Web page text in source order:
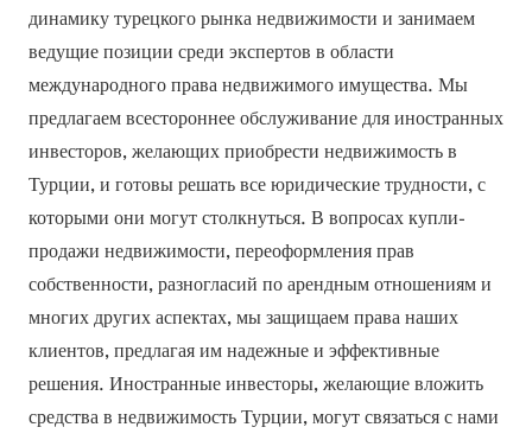
динамику турецкого рынка недвижимости и занимаем
ведущие позиции среди экспертов в области
международного права недвижимого имущества. Мы
предлагаем всестороннее обслуживание для иностранных
инвесторов, желающих приобрести недвижимость в
Турции, и готовы решать все юридические трудности, с
которыми они могут столкнуться. В вопросах купли-
продажи недвижимости, переоформления прав
собственности, разногласий по арендным отношениям и
многих других аспектах, мы защищаем права наших
клиентов, предлагая им надежные и эффективные
решения. Иностранные инвесторы, желающие вложить
средства в недвижимость Турции, могут связаться с нами